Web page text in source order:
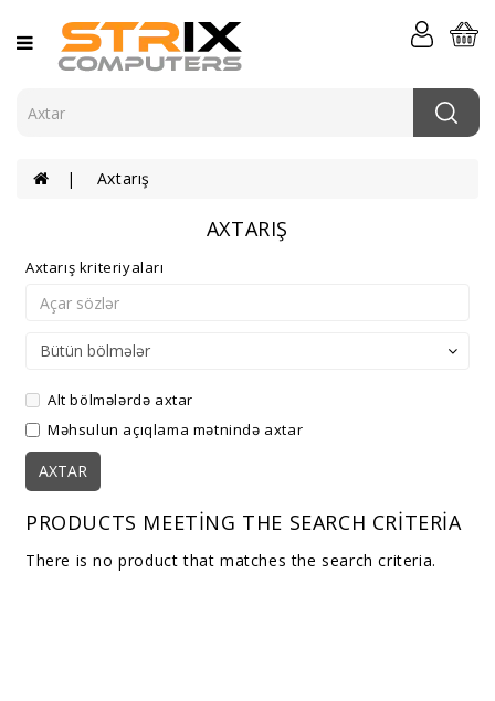
Kateqoriya
Komputer
Və
Şəbəkə
Elektronika
Axtarış
AXTARIŞ
Axtarış kriteriyaları
Alt bölmələrdə axtar
Məhsulun açıqlama mətnində axtar
PRODUCTS MEETING THE SEARCH CRITERIA
There is no product that matches the search criteria.